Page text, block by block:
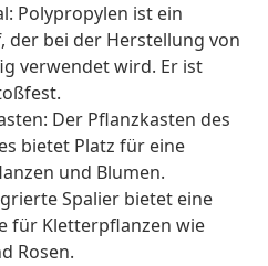
Polypropylen ist ein
der bei der Herstellung von
verwendet wird. Er ist
Der Pflanzkasten des
bietet Platz für eine
und Blumen.
Spalier bietet eine
für Kletterpflanzen wie
Rosen.